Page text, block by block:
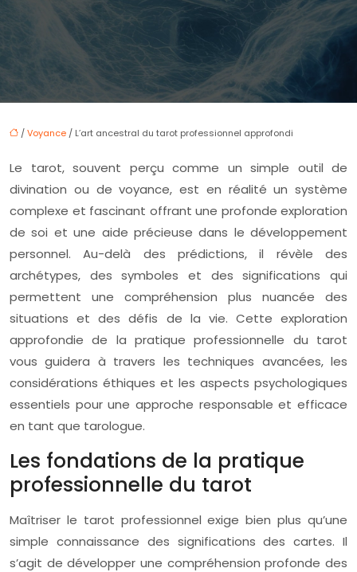
/Voyance / L’art ancestral du tarot professionnel approfondi
Le tarot, souvent perçu comme un simple outil de
divination ou de voyance, est en réalité un système
complexe et fascinant offrant une profonde exploration
de soi et une aide précieuse dans le développement
personnel. Au-delà des prédictions, il révèle des
archétypes, des symboles et des significations qui
permettent une compréhension plus nuancée des
situations et des défis de la vie. Cette exploration
approfondie de la pratique professionnelle du tarot
vous guidera à travers les techniques avancées, les
considérations éthiques et les aspects psychologiques
essentiels pour une approche responsable et efficace
en tant que tarologue.
Les fondations de la pratique
professionnelle du tarot
Maîtriser le tarot professionnel exige bien plus qu’une
simple connaissance des significations des cartes. Il
s’agit de développer une compréhension profonde des